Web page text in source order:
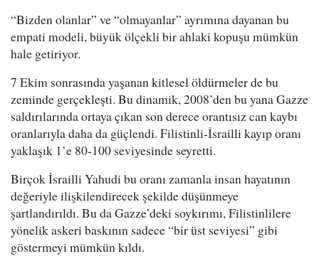
“Bizden olanlar” ve “olmayanlar” ayrımına dayanan bu
empati modeli, büyük ölçekli bir ahlaki kopuşu mümkün
hale getiriyor.
7 Ekim sonrasında yaşanan kitlesel öldürmeler de bu
zeminde gerçekleşti. Bu dinamik, 2008’den bu yana Gazze
saldırılarında ortaya çıkan son derece orantısız can kaybı
oranlarıyla daha da güçlendi. Filistinli-İsrailli kayıp oranı
yaklaşık 1’e 80-100 seviyesinde seyretti.
Birçok İsrailli Yahudi bu oranı zamanla insan hayatının
değeriyle ilişkilendirecek şekilde düşünmeye
şartlandırıldı. Bu da Gazze’deki soykırımı, Filistinlilere
yönelik askeri baskının sadece “bir üst seviyesi” gibi
göstermeyi mümkün kıldı.